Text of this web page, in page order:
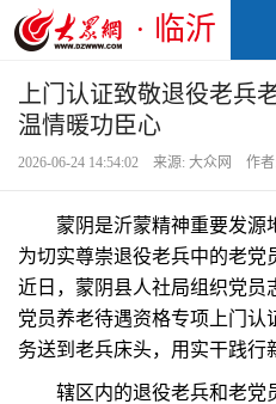
· 临沂
上门认证致敬退役老兵
温情暖功臣心
2026-06-24 14:54:02 来源: 大众网 作者:
蒙阴是沂蒙精神重要发源地
为切实尊崇退役老兵中的老党
近日，蒙阴县人社局组织党员
党员养老待遇资格专项上门认
务送到老兵床头，用实干践行
辖区内的退役老兵和老党员